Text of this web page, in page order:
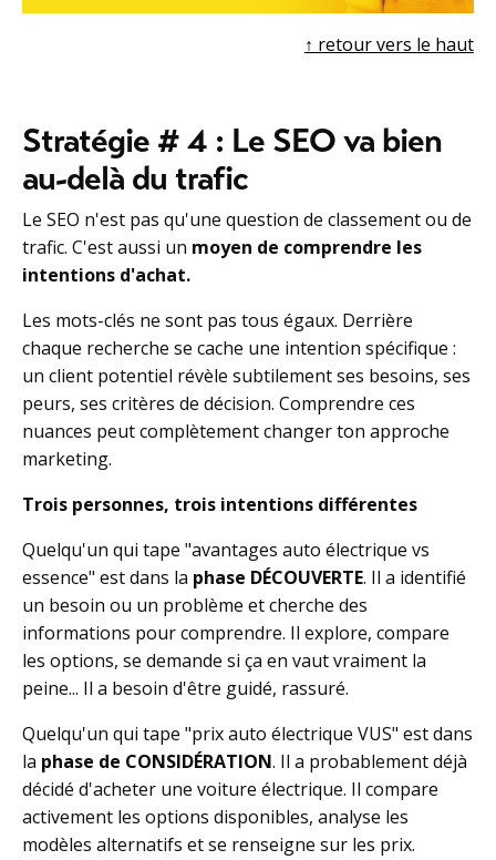
↑ retour vers le haut
Stratégie # 4 : Le SEO va bien
au-delà du trafic
Le SEO n'est pas qu'une question de classement ou de
trafic. C'est aussi un moyen de comprendre les
intentions d'achat.
Les mots-clés ne sont pas tous égaux. Derrière
chaque recherche se cache une intention spécifique :
un client potentiel révèle subtilement ses besoins, ses
peurs, ses critères de décision. Comprendre ces
nuances peut complètement changer ton approche
marketing.
Trois personnes, trois intentions différentes
Quelqu'un qui tape "avantages auto électrique vs
essence" est dans la phase DÉCOUVERTE. Il a identifié
un besoin ou un problème et cherche des
informations pour comprendre. Il explore, compare
les options, se demande si ça en vaut vraiment la
peine... Il a besoin d'être guidé, rassuré.
Quelqu'un qui tape "prix auto électrique VUS" est dans
la phase de CONSIDÉRATION. Il a probablement déjà
décidé d'acheter une voiture électrique. Il compare
activement les options disponibles, analyse les
modèles alternatifs et se renseigne sur les prix.